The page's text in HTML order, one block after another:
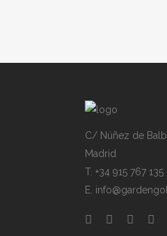
C/ Núñez de
Madrid
T. +34 915 767 135
E.